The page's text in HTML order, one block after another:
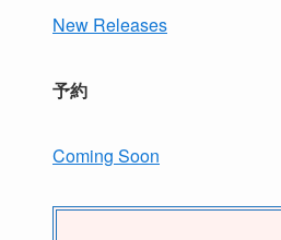
New Releases
予約
Coming Soon